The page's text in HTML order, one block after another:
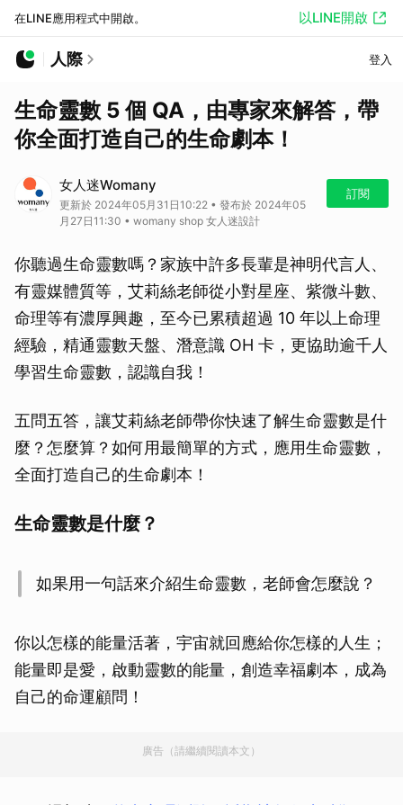
在LINE應用程式中開啟。 以LINE開啟
人際 登入
生命靈數 5 個 QA，由專家來解答，帶
你全面打造自己的生命劇本！
女人迷Womany
更新於 2024年05月31日10:22 • 發布於 2024年05
月27日11:30 • womany shop 女人迷設計
訂閱
你聽過生命靈數嗎？家族中許多長輩是神明代言人、
有靈媒體質等，艾莉絲老師從小對星座、紫微斗數、
命理等有濃厚興趣，至今已累積超過 10 年以上命理
經驗，精通靈數天盤、潛意識 OH 卡，更協助逾千人
學習生命靈數，認識自我！
五問五答，讓艾莉絲老師帶你快速了解生命靈數是什
麼？怎麼算？如何用最簡單的方式，應用生命靈數，
全面打造自己的生命劇本！
生命靈數是什麼？
如果用一句話來介紹生命靈數，老師會怎麼說？
你以怎樣的能量活著，宇宙就回應給你怎樣的人生；
能量即是愛，啟動靈數的能量，創造幸福劇本，成為
自己的命運顧問！
廣告（請繼續閱讀本文）